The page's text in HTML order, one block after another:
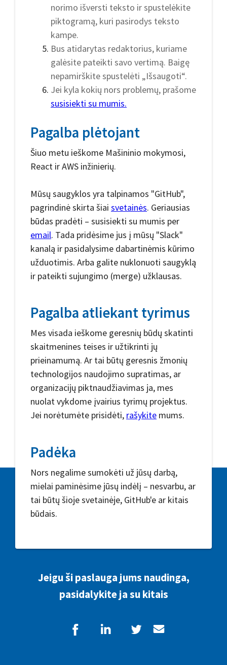
norimo išversti teksto ir spustelėkite
piktogramą, kuri pasirodys teksto
kampe.
Bus atidarytas redaktorius, kuriame
galėsite pateikti savo vertimą. Baigę
nepamirškite spustelėti „Išsaugoti“.
Jei kyla kokių nors problemų, prašome
susisiekti su mumis.
Pagalba plėtojant
Šiuo metu ieškome Mašininio mokymosi,
React ir AWS inžinierių.
Mūsų saugyklos yra talpinamos "GitHub",
pagrindinė skirta šiai svetainės. Geriausias
būdas pradėti – susisiekti su mumis per
email. Tada pridėsime jus į mūsų "Slack"
kanalą ir pasidalysime dabartinėmis kūrimo
užduotimis. Arba galite nuklonuoti saugyklą
ir pateikti sujungimo (merge) užklausas.
Pagalba atliekant tyrimus
Mes visada ieškome geresnių būdų skatinti
skaitmenines teises ir užtikrinti jų
prieinamumą. Ar tai būtų geresnis žmonių
technologijos naudojimo supratimas, ar
organizacijų piktnaudžiavimas ja, mes
nuolat vykdome įvairius tyrimų projektus.
Jei norėtumėte prisidėti, rašykite mums.
Padėka
Nors negalime sumokėti už jūsų darbą,
mielai paminėsime jūsų indėlį – nesvarbu, ar
tai būtų šioje svetainėje, GitHub'e ar kitais
būdais.
Jeigu ši paslauga jums naudinga,
pasidalykite ja su kitais